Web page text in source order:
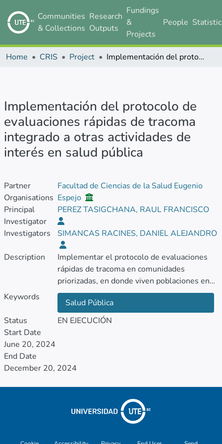
Communities
& Collections
Research
Outputs
Fundings
&
Projects
People
Home CRIS Project Implementación del protocolo de evaluaciones rápidas de tracoma integrado a otras actividades de interés en salud pública
Implementación del protocolo de
evaluaciones rápidas de tracoma
integrado a otras actividades de
interés en salud pública
Partner
Organisations
Facultad de Ciencias de la Salud Eugenio
Espejo
Principal
Investigator
PEREZ TASIGCHANA, RAUL FRANCISCO
Investigators SIMANCAS RACINES, DANIEL ALEJANDRO
Description
Implementar el protocolo de evaluaciones
rápidas de tracoma en comunidades
priorizadas, en donde viven poblaciones en
condiciones de vulnerabilidad y se considera
que pueden estar afectadas por el tracoma,
integrando sus actividades con otros eventos
Keywords
Salud Pública
Status
EN EJECUCIÓN
Start Date
June 20, 2024
End Date
December 20, 2024